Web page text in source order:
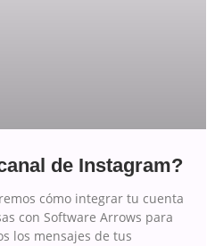
de Instagram?
cómo integrar tu cuenta
con Software Arrows para
los mensajes de tus